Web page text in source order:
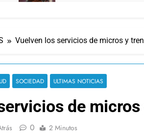
Vuelven los servicios de micros y
SOCIEDAD ULTIMAS NOTICIAS
de
0 2 Minutos